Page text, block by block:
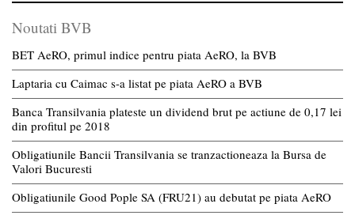
Noutati BVB
BET AeRO, primul indice pentru piata AeRO, la BVB
Laptaria cu Caimac s-a listat pe piata AeRO a BVB
Banca Transilvania plateste un dividend brut pe actiune de 0,17 lei
din profitul pe 2018
Obligatiunile Bancii Transilvania se tranzactioneaza la Bursa de
Valori Bucuresti
Obligatiunile Good Pople SA (FRU21) au debutat pe piata AeRO